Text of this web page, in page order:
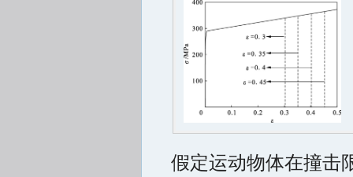
假定运动物体在撞击